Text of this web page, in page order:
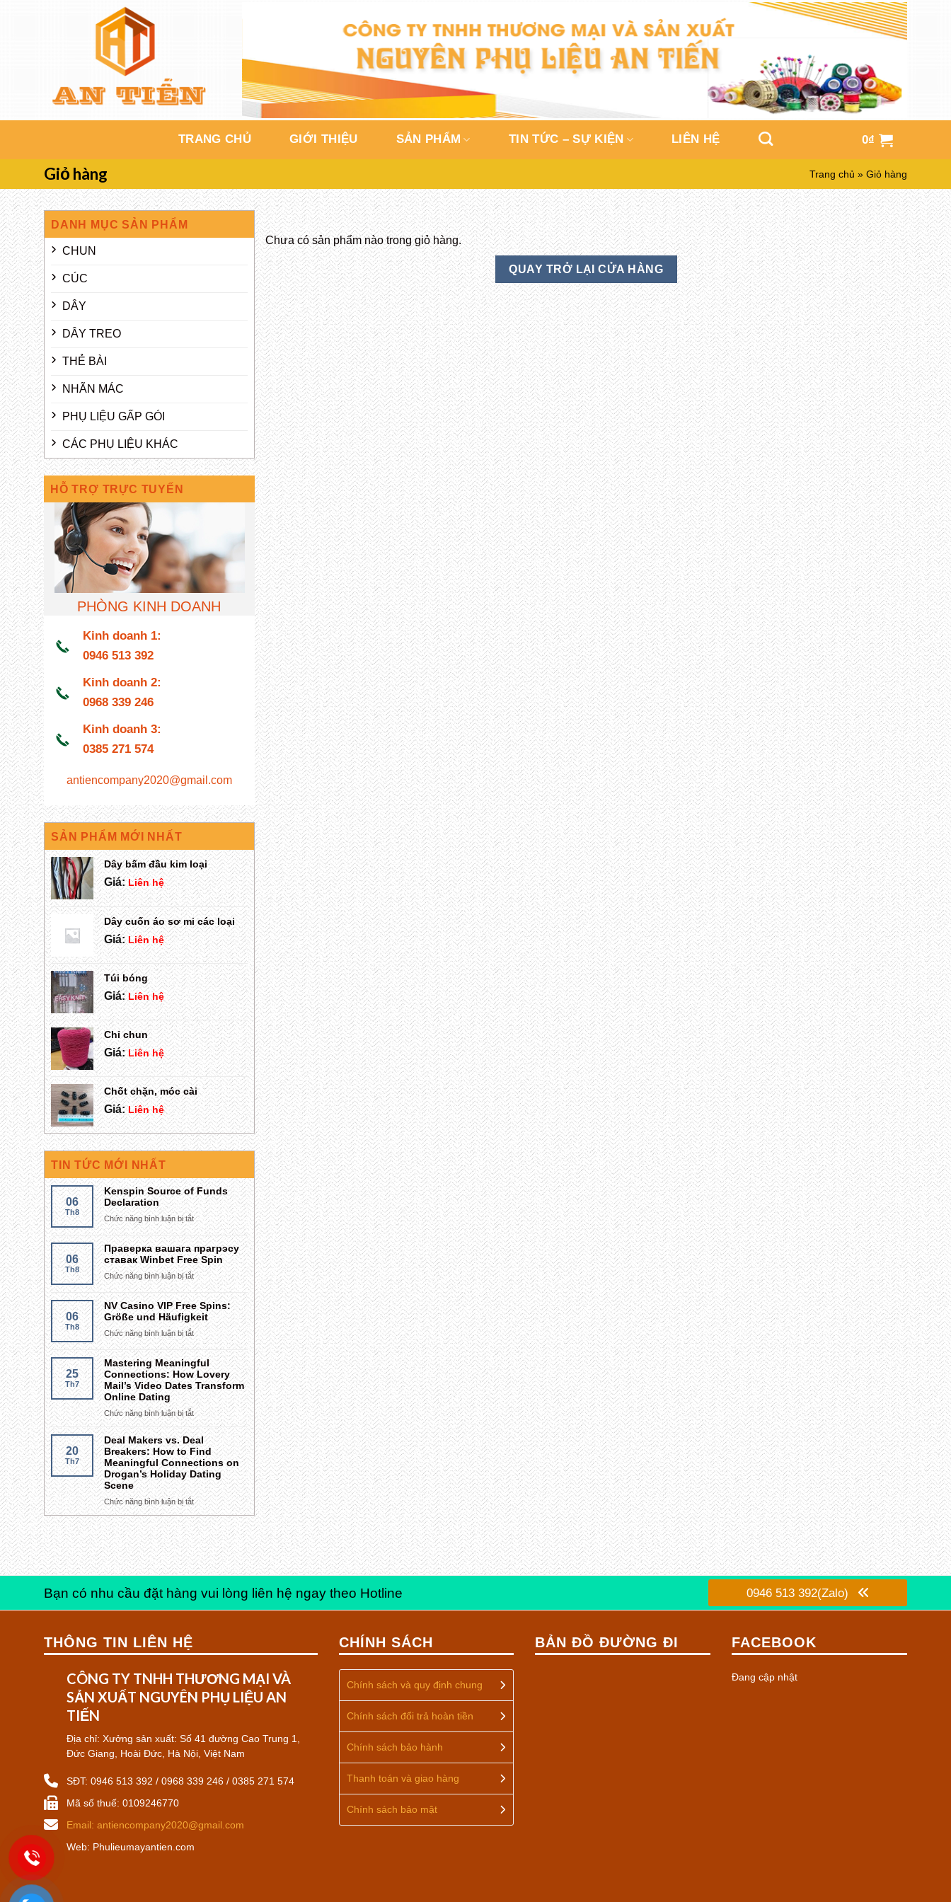
TRANG CHỦ GIỚI THIỆU SẢN PHẨM TIN TỨC – SỰ KIỆN LIÊN HỆ 0₫
Giỏ hàng Trang chủ » Giỏ hàng
Chưa có sản phẩm nào trong giỏ hàng.
QUAY TRỞ LẠI CỬA HÀNG
DANH MỤC SẢN PHẨM
CHUN
CÚC
DÂY
DÂY TREO
THẺ BÀI
NHÃN MÁC
PHỤ LIỆU GẤP GÓI
CÁC PHỤ LIỆU KHÁC
HỖ TRỢ TRỰC TUYẾN
PHÒNG KINH DOANH
Kinh doanh 1:
0946 513 392
Kinh doanh 2:
0968 339 246
Kinh doanh 3:
0385 271 574
antiencompany2020@gmail.com
SẢN PHẨM MỚI NHẤT
Dây bấm đầu kim loại
Giá:Liên hệ
Dây cuốn áo sơ mi các loại
Giá:Liên hệ
Túi bóng
Giá:Liên hệ
Chỉ chun
Giá:Liên hệ
Chốt chặn, móc cài
Giá:Liên hệ
TIN TỨC MỚI NHẤT
06
Th8
Kenspin Source of Funds
Declaration
Chức năng bình luận bị tắtở
Kenspin
Source
of
Funds
Declaration
06
Th8
Праверка вашага прагрэсу
ставак Winbet Free Spin
Chức năng bình luận bị tắtở
Праверка
вашага
прагрэсу
ставак
Winbet
Free
Spin
06
Th8
NV Casino VIP Free Spins:
Größe und Häufigkeit
Chức năng bình luận bị tắtở
NV
Casino
VIP
Free
Spins:
Größe
und
Häufigkeit
25
Th7
Mastering Meaningful
Connections: How Lovery
Mail’s Video Dates Transform
Online Dating
Chức năng bình luận bị tắtở
Mastering
Meaningful
Connections:
How
Lovery
Mail’s
Video
Dates
Transform
Online
Dating
20
Th7
Deal Makers vs. Deal
Breakers: How to Find
Meaningful Connections on
Drogan’s Holiday Dating
Scene
Chức năng bình luận bị tắtở
Deal
Makers
vs.
Deal
Breakers:
How
to
Find
Drogan’s
Dating
Scene
Bạn có nhu cầu đặt hàng vui lòng liên hệ ngay theo Hotline 0946 513 392(Zalo)
THÔNG TIN LIÊN HỆ
CÔNG TY TNHH THƯƠNG MẠI VÀ
SẢN XUẤT NGUYÊN PHỤ LIỆU AN
TIẾN
Địa chỉ: Xưởng sản xuất: Số 41 đường Cao Trung 1,
Đức Giang, Hoài Đức, Hà Nội, Việt Nam
SĐT: 0946 513 392 / 0968 339 246 / 0385 271 574
Mã số thuế: 0109246770
Email: antiencompany2020@gmail.com
Web: Phulieumayantien.com
CHÍNH SÁCH
Chính sách và quy định chung
Chính sách đổi trả hoàn tiền
Chính sách bảo hành
Thanh toán và giao hàng
Chính sách bảo mật
BẢN ĐỒ ĐƯỜNG ĐI FACEBOOK
Đang cập nhật